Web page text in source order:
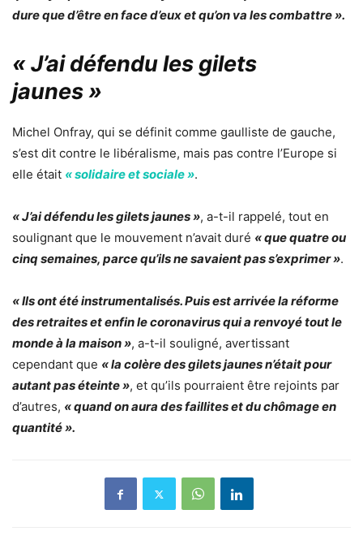
dure que d’être en face d’eux et qu’on va les combattre ».
« J’ai défendu les gilets
jaunes »
Michel Onfray, qui se définit comme gaulliste de gauche,
s’est dit contre le libéralisme, mais pas contre l’Europe si
elle était « solidaire et sociale ».
« J’ai défendu les gilets jaunes », a-t-il rappelé, tout en
soulignant que le mouvement n’avait duré « que quatre ou
cinq semaines, parce qu’ils ne savaient pas s’exprimer ».
« Ils ont été instrumentalisés. Puis est arrivée la réforme
des retraites et enfin le coronavirus qui a renvoyé tout le
monde à la maison », a-t-il souligné, avertissant
cependant que « la colère des gilets jaunes n’était pour
autant pas éteinte », et qu’ils pourraient être rejoints par
d’autres, « quand on aura des faillites et du chômage en
quantité ».